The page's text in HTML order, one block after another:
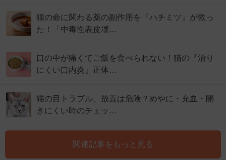
猫の命に関わる薬の副作用を『ハチミツ』が救っ
た！「中毒性表皮壊…
口の中が痛くてご飯を食べられない！猫の『治り
にくい口内炎』正体…
猫の目トラブル、放置は危険？めやに・充血・開
きにくい時のチェッ…
関連記事をもっと見る